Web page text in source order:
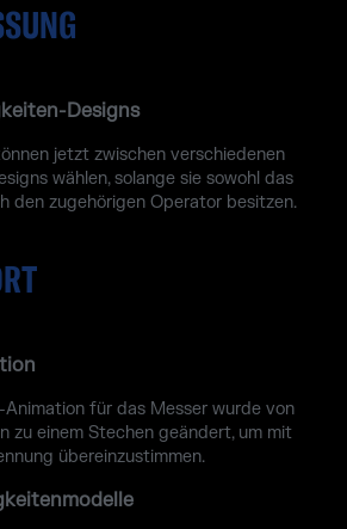
Designs
jetzt zwischen verschiedenen
wählen, solange sie sowohl das
den zugehörigen Operator besitzen.
Animation für das Messer wurde von
zu einem Stechen geändert, um mit
übereinzustimmen.